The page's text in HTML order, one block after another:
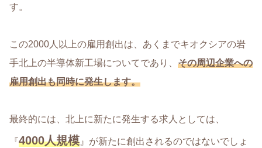
す。
この2000人以上の雇用創出は、あくまでキオクシアの岩
手北上の半導体新工場についてであり、 その周辺企業への
雇用創出も同時に発生します。
最終的には、北上に新たに発生する求人としては、
『4000人規模 』が新たに創出されるのではないでしょ